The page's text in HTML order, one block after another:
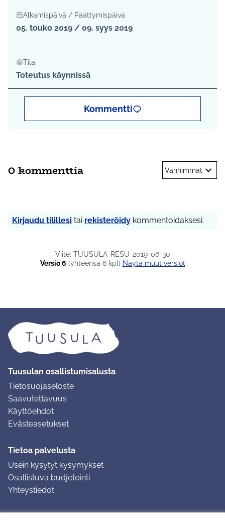
Alkamispäivä / Päättymispäivä
05. touko 2019 / 09. syys 2019
Tila
Toteutus käynnissä
Kommentti
0 kommenttia Vanhimmat
Kirjaudu tilillesi tai rekisteröidy kommentoidaksesi.
Viite: TUUSULA-RESU-2019-06-30
Versio 6 (yhteensä 6 kpl) näytä muut versiot
Tuusulan osallistumisalusta
Tietosuojaseloste
Saavutettavuus
Käyttöehdot
Evästeasetukset
Tietoa palvelusta
Usein kysytyt kysymykset
Osallistuva budjetointi
Yhteystiedot